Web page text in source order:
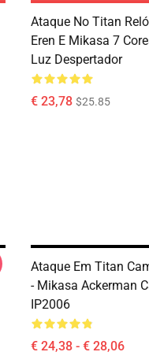
Ataque No Titan
Eren E Mikasa 7
Luz Despertador
€ 23,78 $25.85
Ataque Em Titan
- Mikasa Ackerman
IP2006
€ 24,38 - € 28,06